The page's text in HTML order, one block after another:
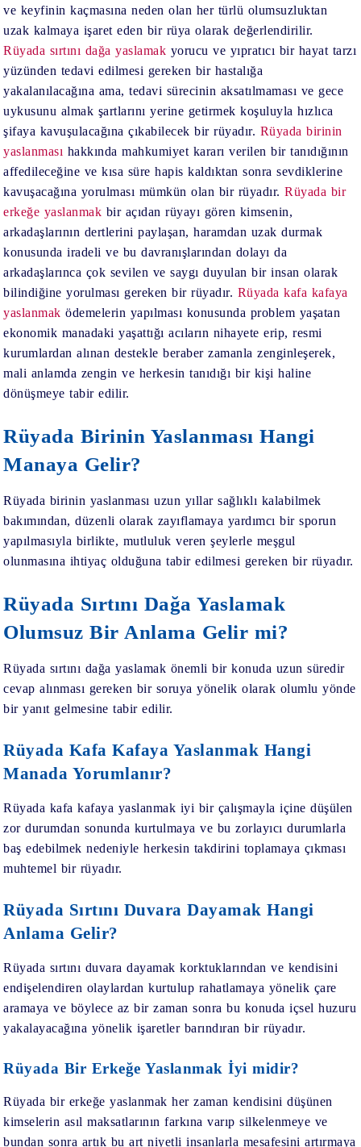
ve keyfinin kaçmasına neden olan her türlü olumsuzluktan
uzak kalmaya işaret eden bir rüya olarak değerlendirilir.
Rüyada sırtını dağa yaslamak yorucu ve yıpratıcı bir hayat tarzı
yüzünden tedavi edilmesi gereken bir hastalığa
yakalanılacağına ama, tedavi sürecinin aksatılmaması ve gece
uykusunu almak şartlarını yerine getirmek koşuluyla hızlıca
şifaya kavuşulacağına çıkabilecek bir rüyadır. Rüyada birinin
yaslanması hakkında mahkumiyet kararı verilen bir tanıdığının
affedileceğine ve kısa süre hapis kaldıktan sonra sevdiklerine
kavuşacağına yorulması mümkün olan bir rüyadır.Rüyada bir
erkeğe yaslanmak bir açıdan rüyayı gören kimsenin,
arkadaşlarının dertlerini paylaşan, haramdan uzak durmak
konusunda iradeli ve bu davranışlarından dolayı da
arkadaşlarınca çok sevilen ve saygı duyulan bir insan olarak
bilindiğine yorulması gereken bir rüyadır. Rüyada kafa kafaya
yaslanmak ödemelerin yapılması konusunda problem yaşatan
ekonomik manadaki yaşattığı acıların nihayete erip, resmi
kurumlardan alınan destekle beraber zamanla zenginleşerek,
mali anlamda zengin ve herkesin tanıdığı bir kişi haline
dönüşmeye tabir edilir.
Rüyada Birinin Yaslanması Hangi
Manaya Gelir?
Rüyada birinin yaslanması uzun yıllar sağlıklı kalabilmek
bakımından, düzenli olarak zayıflamaya yardımcı bir sporun
yapılmasıyla birlikte, mutluluk veren şeylerle meşgul
olunmasına ihtiyaç olduğuna tabir edilmesi gereken bir rüyadır.
Rüyada Sırtını Dağa Yaslamak
Olumsuz Bir Anlama Gelir mi?
Rüyada sırtını dağa yaslamak önemli bir konuda uzun süredir
cevap alınması gereken bir soruya yönelik olarak olumlu yönde
bir yanıt gelmesine tabir edilir.
Rüyada Kafa Kafaya Yaslanmak Hangi
Manada Yorumlanır?
Rüyada kafa kafaya yaslanmak iyi bir çalışmayla içine düşülen
zor durumdan sonunda kurtulmaya ve bu zorlayıcı durumlarla
baş edebilmek nedeniyle herkesin takdirini toplamaya çıkması
muhtemel bir rüyadır.
Rüyada Sırtını Duvara Dayamak Hangi
Anlama Gelir?
Rüyada sırtını duvara dayamak korktuklarından ve kendisini
endişelendiren olaylardan kurtulup rahatlamaya yönelik çare
aramaya ve böylece az bir zaman sonra bu konuda içsel huzuru
yakalayacağına yönelik işaretler barındıran bir rüyadır.
Rüyada Bir Erkeğe Yaslanmak İyi midir?
Rüyada bir erkeğe yaslanmak her zaman kendisini düşünen
kimselerin asıl maksatlarının farkına varıp silkelenmeye ve
bundan sonra artık bu art niyetli insanlarla mesafesini artırmaya